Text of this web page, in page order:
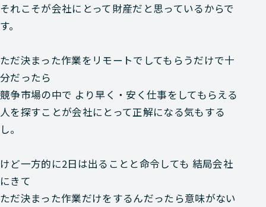
それこそが会社にとって財産だと思っているからで
す。
ただ決まった作業をリモートでしてもらうだけで十
分だったら
競争市場の中で より早く・安く仕事をしてもらえる
人を探すことが会社にとって正解になる気もする
し。
けど一方的に2日は出ることと命令しても 結局会社
にきて
ただ決まった作業だけをするんだったら意味がない